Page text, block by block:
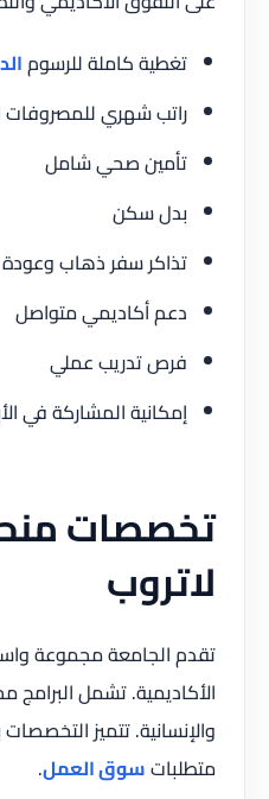
تغطية كاملة للرسوم
راتب شهري
تأمين صحي شامل
بدل سكن
تذاكر سفر ذهاب وعودة
دعم أكاديمي متواصل
فرص تدريب عملي
إمكانية المشاركة في
تخصصات
لاتروب
تقدم الجامعة مجموعة
الأكاديمية. تشمل البرامج
والإنسانية. تتميز
متطلباتسوق العمل.